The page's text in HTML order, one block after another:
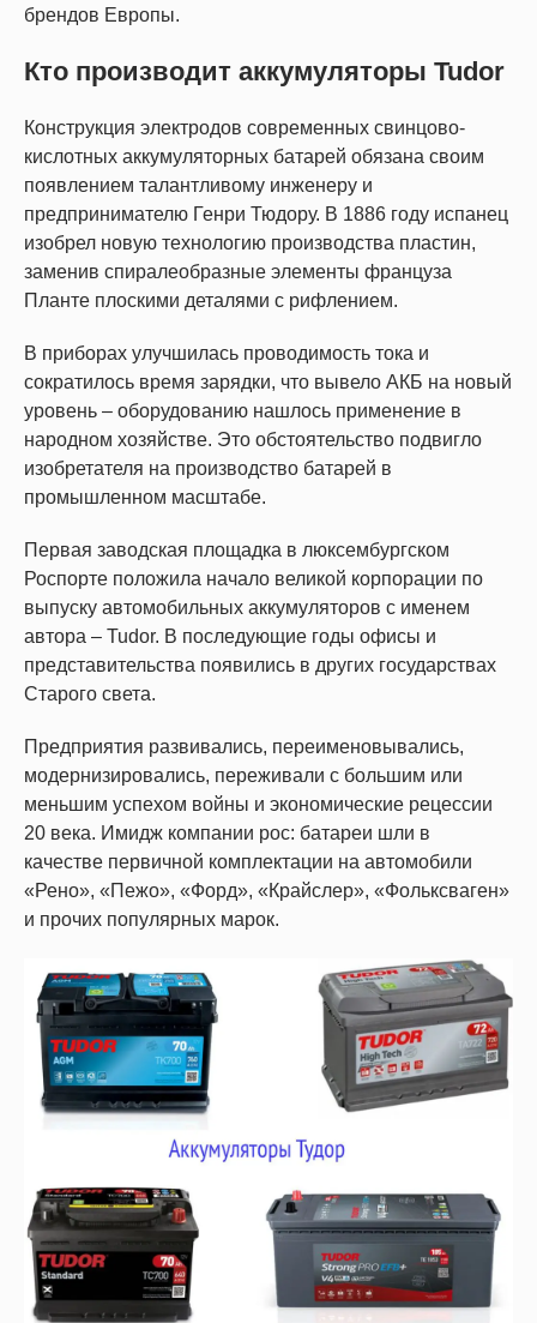
брендов Европы.
Кто производит аккумуляторы Tudor
Конструкция электродов современных свинцово-
кислотных аккумуляторных батарей обязана своим
появлением талантливому инженеру и
предпринимателю Генри Тюдору. В 1886 году испанец
изобрел новую технологию производства пластин,
заменив спиралеобразные элементы француза
Планте плоскими деталями с рифлением.
В приборах улучшилась проводимость тока и
сократилось время зарядки, что вывело АКБ на новый
уровень – оборудованию нашлось применение в
народном хозяйстве. Это обстоятельство подвигло
изобретателя на производство батарей в
промышленном масштабе.
Первая заводская площадка в люксембургском
Роспорте положила начало великой корпорации по
выпуску автомобильных аккумуляторов с именем
автора – Tudor. В последующие годы офисы и
представительства появились в других государствах
Старого света.
Предприятия развивались, переименовывались,
модернизировались, переживали с большим или
меньшим успехом войны и экономические рецессии
20 века. Имидж компании рос: батареи шли в
качестве первичной комплектации на автомобили
«Рено», «Пежо», «Форд», «Крайслер», «Фольксваген»
и прочих популярных марок.